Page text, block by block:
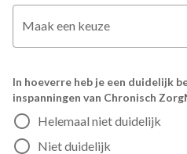
Maak een keuze
In hoeverre heb je een duidelijk
inspanningen van Chronisch
Helemaal niet duidelijk
Niet duidelijk